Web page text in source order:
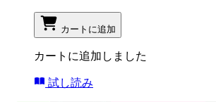
カートに追加
カートに追加しました
試し読み